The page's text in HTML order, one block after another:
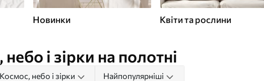
Новинки Квіти та рослини
і зірки на полотні
небо і зірки Найпопулярніші